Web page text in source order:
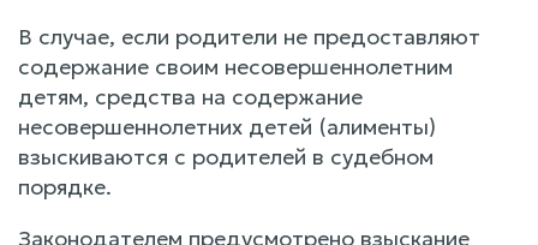
В случае, если родители не предоставляют
содержание своим несовершеннолетним
детям, средства на содержание
несовершеннолетних детей (алименты)
взыскиваются с родителей в судебном
порядке.
Законодателем предусмотрено взыскание